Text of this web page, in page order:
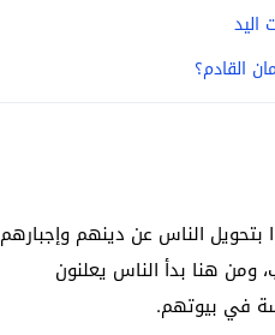
اليد
القادم؟
الناس عن دينهم وإجبارهم
هنا بدأ الناس يعلنون
في بيوتهم.